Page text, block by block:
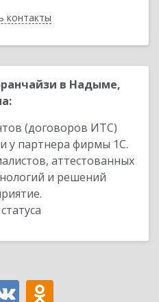
контакты
в Надыме,
(договоров ИТС)
у партнера фирмы 1С.
аттестованных
и решений